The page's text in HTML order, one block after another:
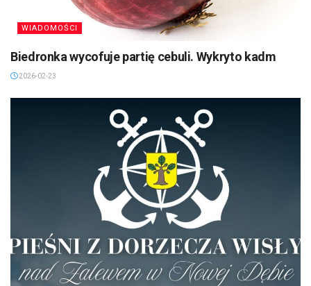
WIADOMOŚCI
Biedronka wycofuje partię cebuli. Wykryto kadm
2026-02-23